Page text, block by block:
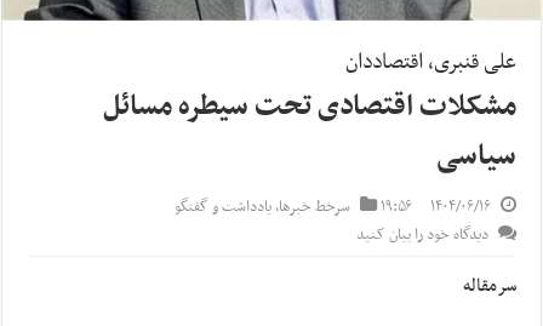
علی قنبری، اقتصاددان
مشکلات اقتصادی تحت سیطره مسائل
سیاسی
۱۴۰۴/۰۶/۱۶ ۱۹:۵۶ سرخط خبرها,یادداشت و گفتگو
دیدگاه خود را بیان کنید
سرمقاله